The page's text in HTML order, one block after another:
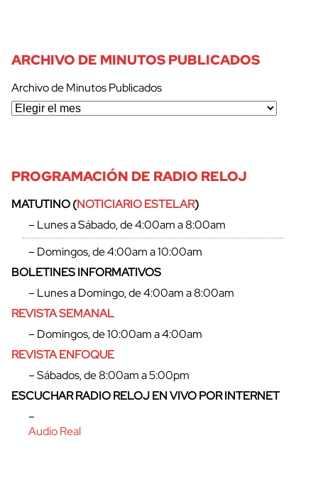
ARCHIVO DE MINUTOS PUBLICADOS
Archivo de Minutos Publicados
PROGRAMACIÓN DE RADIO RELOJ
MATUTINO (NOTICIARIO ESTELAR)
– Lunes a Sábado, de 4:00am a 8:00am
– Domingos, de 4:00am a 10:00am
BOLETINES INFORMATIVOS
– Lunes a Domingo, de 4:00am a 8:00am
REVISTA SEMANAL
– Domingos, de 10:00am a 4:00am
REVISTA ENFOQUE
– Sábados, de 8:00am a 5:00pm
ESCUCHAR RADIO RELOJ EN VIVO POR INTERNET
–
Audio Real